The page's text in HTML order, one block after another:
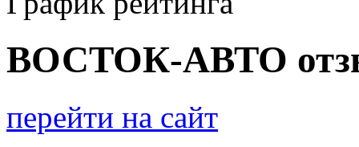
ВОСТОК-АВТО
перейти на сайт